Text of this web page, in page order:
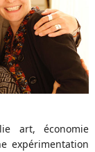
art, économie
expérimentation